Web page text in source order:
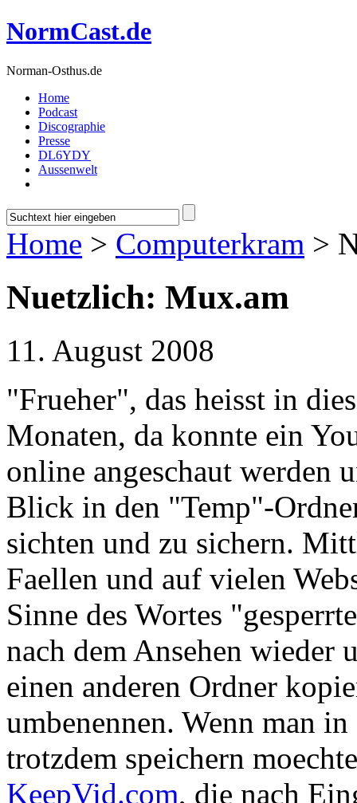
NormCast.de
Norman-Osthus.de
Home
Podcast
Discographie
Presse
DL6YDY
Aussenwelt
Home > Computerkram >
Nuetzlich: Mux.am
11. August 2008
"Frueher", das heisst in
Monaten, da konnte ein
online angeschaut werden
Blick in den "Temp"-
sichten und zu sichern.
Faellen und auf vielen
Sinne des Wortes
nach dem Ansehen wieder
einen anderen Ordner
umbenennen. Wenn man
trotzdem speichern
KeepVid.com, die nach